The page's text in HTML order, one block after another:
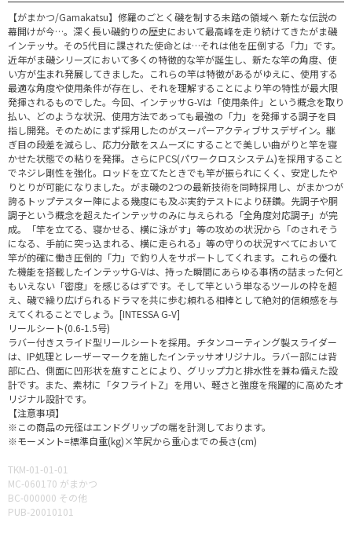
【がまかつ/Gamakatsu】修羅のごとく磯を制する未踏の領域へ 新たな伝説の
幕開けが今…。深く長い磯釣りの歴史において最高峰を走り続けてきたがま磯
インテッサ。その5代目に課された使命とは…それは他を圧倒する「力」です。
近年がま磯シリーズにおいて多くの特徴的な竿が誕生し、新たな竿の角度、使
い方が生まれ発展してきました。これらの竿は特徴があるがゆえに、使用する
最適な角度や使用条件が存在し、それを理解することにより竿の特性が最大限
発揮されるものでした。今回、インテッサG-Vは「使用条件」という概念を取り
払い、どのような状況、使用方法であっても最強の「力」を発揮する調子を目
指し開発。そのためにまず採用したのがスーパーアクティブサスデザイン。継
ぎ目の段差を減らし、応力分散をスムーズにすることで美しい曲がりと竿を寝
かせた状態での粘りを発揮。さらにPCS(パワークロスシステム)を採用すること
でネジレ剛性を強化。ロッドを立てたときでも竿が振られにくく、安定したや
りとりが可能になりました。がま磯の2つの最新技術を同時採用し、がまかつが
誇るトップテスター陣による幾度にも及ぶ実釣テストにより研鑽。先調子や胴
調子という概念を超えたインテッサのみに与えられる「全角度対応調子」が完
成。「竿を立てる、寝かせる、横に泳がす」等の攻めの状況から「のされそう
になる、手前に突っ込まれる、横に走られる」等の守りの状況すべてにおいて
竿が的確に働き圧倒的「力」で釣り人をサポートしてくれます。これらの優れ
た機能を搭載したインテッサG-Vは、持った瞬間にあらゆる事柄の詰まった何と
もいえない「密度」を感じるはずです。そして竿という単なるツールの枠を超
え、磯で繰り広げられるドラマを共に歩む頼れる相棒として絶対的信頼感を与
えてくれることでしょう。[INTESSA G-V]
リールシート(0.6-1.5号)
ラバー付きスライド型リールシートを採用。チタンコーティング製スライダー
は、IP処理とレーザーマークを施したインテッサオリジナル。ラバー部には背
部に凸、側面に凹形状を施すことにより、グリップ力と排水性を兼ね備えた設
計です。また、素材に「タフライトZ」を用い、軽さと強度を飛躍的に高めたオ
リジナル設計です。
【注意事項】
※この商品の元径はエンドグリップの端を計測しております。
※モーメント=標準自重(kg)×竿尻から重心までの長さ(cm)
TKM-01-01-01
MC-060170 がまかつ
BC-000000 その他
PUB-20010101